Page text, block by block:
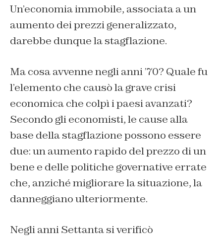
Un’economia immobile, associata a un
aumento dei prezzi generalizzato,
darebbe dunque la stagflazione.
Ma cosa avvenne negli anni ’70? Quale fu
l’elemento che causò la grave crisi
economica che colpì i paesi avanzati?
Secondo gli economisti, le cause alla
base della stagflazione possono essere
due: un aumento rapido del prezzo di un
bene e delle politiche governative errate
che, anziché migliorare la situazione, la
danneggiano ulteriormente.
Negli anni Settanta si verificò